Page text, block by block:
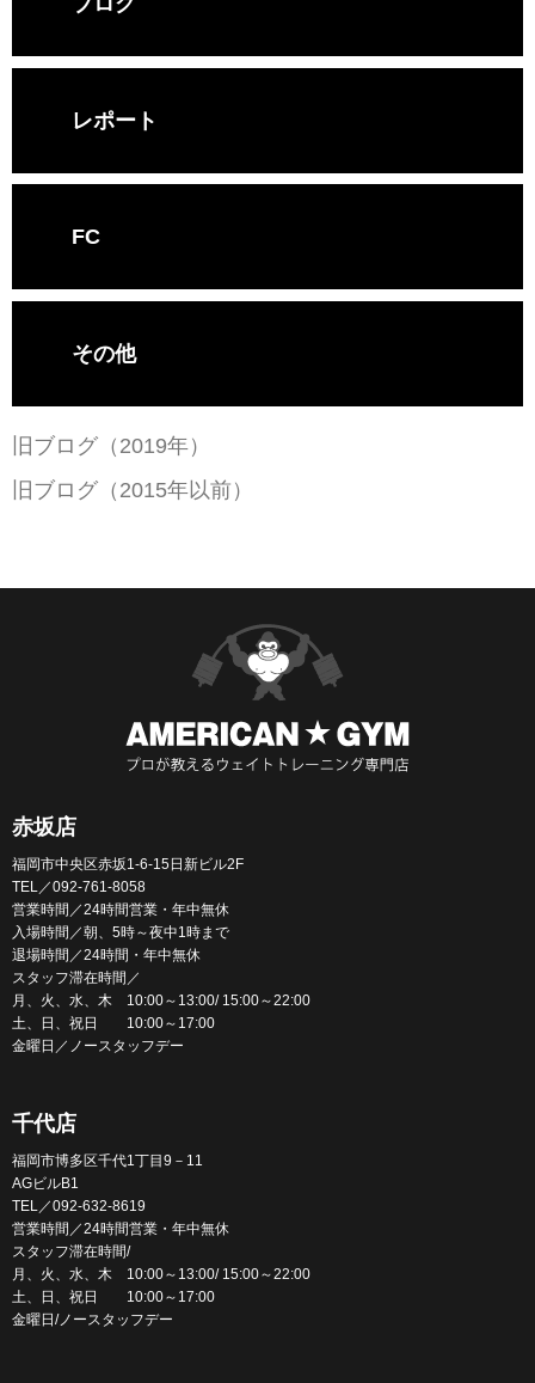
レポート
FC
その他
旧ブログ（2019年）
旧ブログ（2015年以前）
赤坂店
福岡市中央区赤坂1-6-15日新ビル2F
TEL／092-761-8058
営業時間／24時間営業・年中無休
入場時間／朝、5時～夜中1時まで
退場時間／24時間・年中無休
スタッフ滞在時間／
月、火、水、木 10:00～13:00/ 15:00～22:00
土、日、祝日 10:00～17:00
金曜日／ノースタッフデー
千代店
福岡市博多区千代1丁目9－11
AGビルB1
TEL／092-632-8619
営業時間／24時間営業・年中無休
スタッフ滞在時間/
月、火、水、木 10:00～13:00/ 15:00～22:00
土、日、祝日 10:00～17:00
金曜日/ノースタッフデー